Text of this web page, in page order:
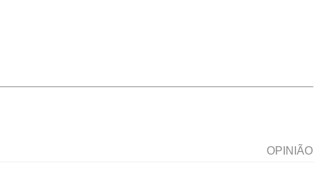
OPINIÃO